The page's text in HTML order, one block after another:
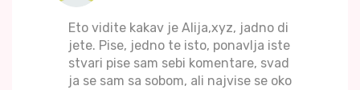
Eto vidite kakav je Alija,xyz, jadno di
jete. Pise, jedno te isto, ponavlja iste
stvari pise sam sebi komentare, svad
ja se sam sa sobom, ali najvise se oko